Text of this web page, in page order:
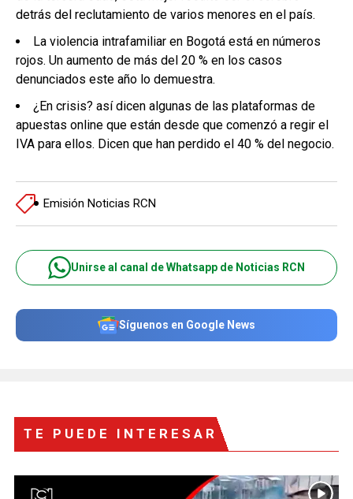
detrás del reclutamiento de varios menores en el país.
La violencia intrafamiliar en Bogotá está en números
rojos. Un aumento de más del 20 % en los casos
denunciados este año lo demuestra.
¿En crisis? así dicen algunas de las plataformas de
apuestas online que están desde que comenzó a regir el
IVA para ellos. Dicen que han perdido el 40 % del negocio.
Emisión Noticias RCN
Unirse al canal de Whatsapp de Noticias RCN
Síguenos en Google News
TE PUEDE INTERESAR